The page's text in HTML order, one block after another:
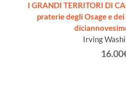
I GRANDI TERRITORI DI
praterie degli Osage e
Irving